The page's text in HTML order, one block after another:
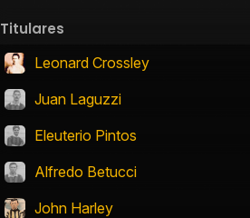
Titulares
Leonard Crossley
Juan Laguzzi
Eleuterio Pintos
Alfredo Betucci
John Harley